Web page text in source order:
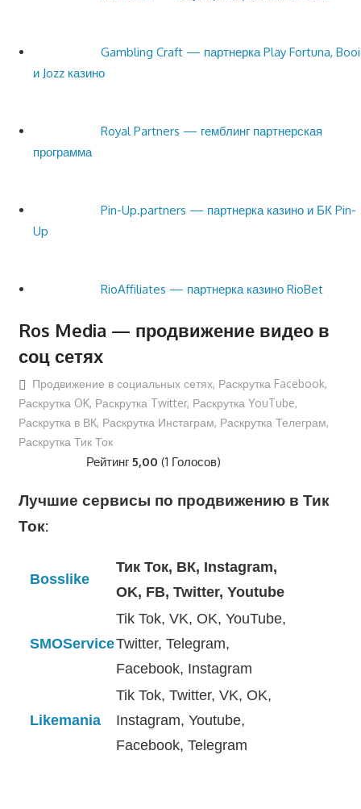
Ros Media — продвижение видео в
соц сетях
Продвижение в социальных сетях, Раскрутка Facebook,
Раскрутка OK, Раскрутка Twitter, Раскрутка YouTube,
Раскрутка в ВК, Раскрутка Инстаграм, Раскрутка Телеграм,
Раскрутка Тик Ток
Рейтинг 5,00 (1 Голосов)
Лучшие сервисы по продвижению в Тик
Ток:
Bosslike
Тик Ток, ВК, Instagram,
OK, FB, Twitter, Youtube
SMOService
Tik Tok, VK, OK, YouTube,
Twitter, Telegram,
Facebook, Instagram
Likemania
Tik Tok, Twitter, VK, OK,
Instagram, Youtube,
Facebook, Telegram
Gambling Craft — партнерка Play Fortuna, Booi
и Jozz казино
Royal Partners — гемблинг партнерская
программа
Pin-Up.partners — партнерка казино и БК Pin-
Up
RioAffiliates — партнерка казино RioBet